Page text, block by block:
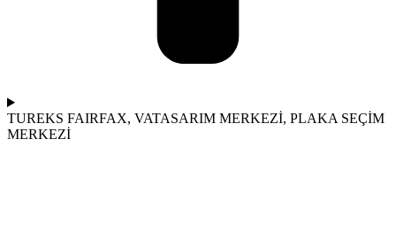
TUREKS FAIRFAX, VATASARIM MERKEZİ, PLAKA SEÇİM
MERKEZİ